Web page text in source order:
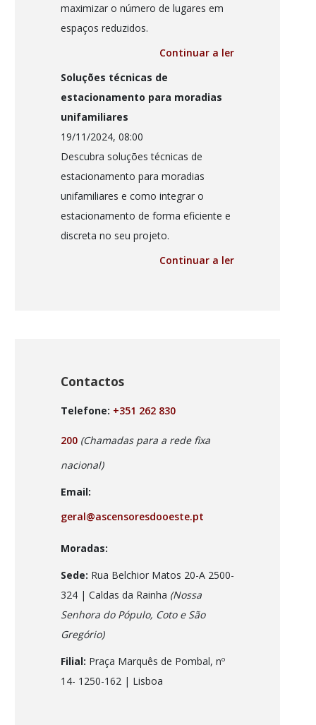
maximizar o número de lugares em
espaços reduzidos.
Continuar a ler
Soluções técnicas de
estacionamento para moradias
unifamiliares
19/11/2024, 08:00
Descubra soluções técnicas de
estacionamento para moradias
unifamiliares e como integrar o
estacionamento de forma eficiente e
discreta no seu projeto.
Continuar a ler
Contactos
Telefone: +351 262 830
200 (Chamadas para a rede fixa
nacional)
Email:
geral@ascensoresdooeste.pt
Moradas:
Sede: Rua Belchior Matos 20-A 2500-
324 | Caldas da Rainha (Nossa
Senhora do Pópulo, Coto e São
Gregório)
Filial: Praça Marquês de Pombal, nº
14- 1250-162 | Lisboa